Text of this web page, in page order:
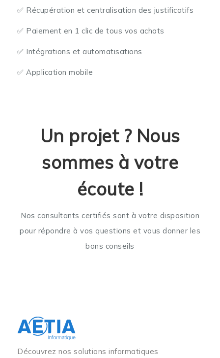
✅ Récupération et centralisation des justificatifs
✅ Paiement en 1 clic de tous vos achats
✅ Intégrations et automatisations
✅ Application mobile
Un projet ? Nous
sommes à votre
écoute !
Nos consultants certifiés sont à votre disposition
pour répondre à vos questions et vous donner les
bons conseils
Découvrez nos solutions informatiques